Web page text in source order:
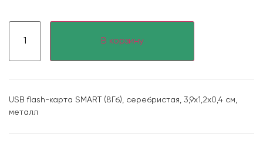
В корзину
USB flash-карта SMART (8Гб), серебристая, 3,9х1,2х0,4 см,
металл